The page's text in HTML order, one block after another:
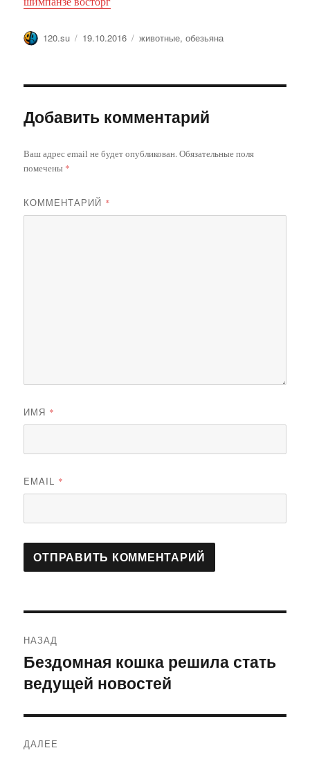
Автор
120.su Опубликовано
19.10.2016 Метки
животные,обезьяна
Добавить комментарий
Ваш адрес email не будет опубликован.Обязательные поля
помечены *
КОММЕНТАРИЙ *
ИМЯ *
EMAIL *
по
записям
НАЗАД
Предыдущая
запись:
Бездомная кошка решила стать
ведущей новостей
ДАЛЕЕ